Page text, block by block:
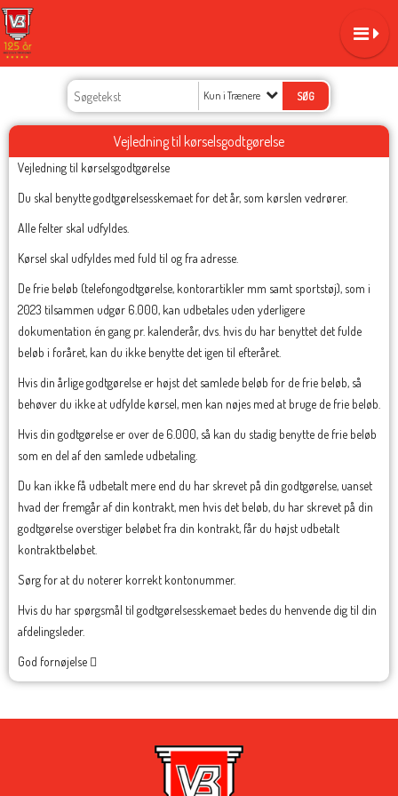
Kun i Trænere
Vejledning til kørselsgodtgørelse
Vejledning til kørselsgodtgørelse
Du skal benytte godtgørelsesskemaet for det år, som kørslen vedrører.
Alle felter skal udfyldes.
Kørsel skal udfyldes med fuld til og fra adresse.
De frie beløb (telefongodtgørelse, kontorartikler mm samt sportstøj), som i
2023 tilsammen udgør 6.000, kan udbetales uden yderligere
dokumentation én gang pr. kalenderår, dvs. hvis du har benyttet det fulde
beløb i foråret, kan du ikke benytte det igen til efteråret.
Hvis din årlige godtgørelse er højst det samlede beløb for de frie beløb, så
behøver du ikke at udfylde kørsel, men kan nøjes med at bruge de frie beløb.
Hvis din godtgørelse er over de 6.000, så kan du stadig benytte de frie beløb
som en del af den samlede udbetaling.
Du kan ikke få udbetalt mere end du har skrevet på din godtgørelse, uanset
hvad der fremgår af din kontrakt, men hvis det beløb, du har skrevet på din
godtgørelse overstiger beløbet fra din kontrakt, får du højst udbetalt
kontraktbeløbet.
Sørg for at du noterer korrekt kontonummer.
Hvis du har spørgsmål til godtgørelsesskemaet bedes du henvende dig til din
afdelingsleder.
God fornøjelse 